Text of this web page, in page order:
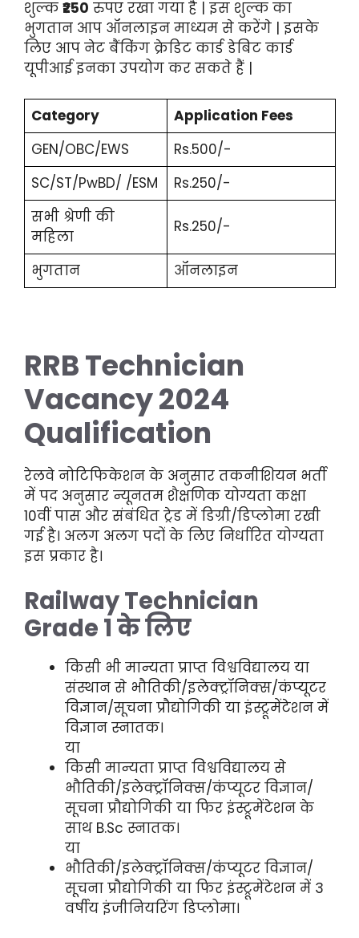
शुल्क ₹250 रुपए रखा गया है | इस शुल्क का
भुगतान आप ऑनलाइन माध्यम से करेंगे | इसके
लिए आप नेट बैंकिंग क्रेडिट कार्ड डेबिट कार्ड
यूपीआई इनका उपयोग कर सकते हैं |
Category
Application Fees
GEN/OBC/EWS
Rs.500/-
SC/ST/PwBD/ /ESM
Rs.250/-
सभी श्रेणी की
महिला
Rs.250/-
भुगतान ऑनलाइन
RRB Technician
Vacancy 2024
Qualification
रेलवे नोटिफिकेशन के अनुसार तकनीशियन भर्ती
में पद अनुसार न्यूनतम शैक्षणिक योग्यता कक्षा
10वीं पास और संबंधित ट्रेड में डिग्री/डिप्लोमा रखी
गई है। अलग अलग पदों के लिए निर्धारित योग्यता
इस प्रकार है।
Railway Technician
Grade 1 के लिए
किसी भी मान्यता प्राप्त विश्वविद्यालय या
संस्थान से भौतिकी/इलेक्ट्रॉनिक्स/कंप्यूटर
विज्ञान/सूचना प्रौद्योगिकी या इंस्ट्रूमेंटेशन में
विज्ञान स्नातक।
या
किसी मान्यता प्राप्त विश्वविद्यालय से
भौतिकी/इलेक्ट्रॉनिक्स/कंप्यूटर विज्ञान/
सूचना प्रौद्योगिकी या फिर इंस्ट्रूमेंटेशन के
साथ B.Sc स्नातक।
या
भौतिकी/इलेक्ट्रॉनिक्स/कंप्यूटर विज्ञान/
सूचना प्रौद्योगिकी या फिर इंस्ट्रूमेंटेशन में 3
वर्षीय इंजीनियरिंग डिप्लोमा।